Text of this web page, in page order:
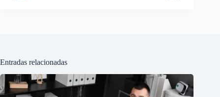
Entradas relacionadas